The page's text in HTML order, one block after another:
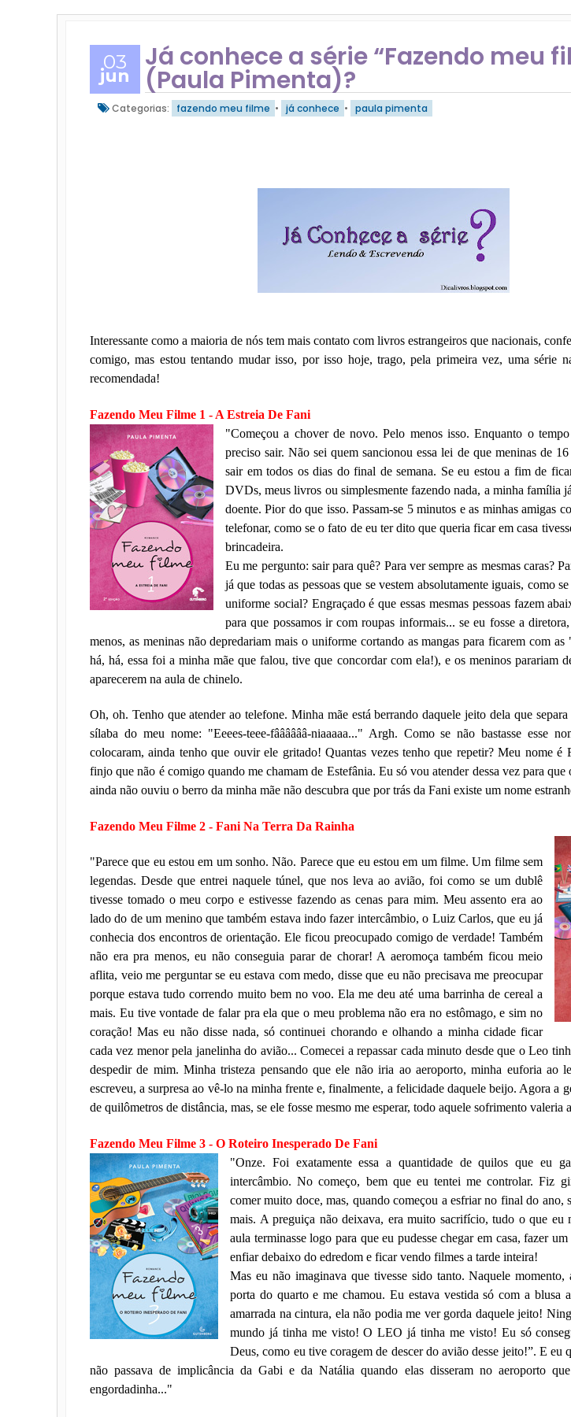
03
jun
Já conhece a série “Fazendo meu
(Paula Pimenta)?
Categorias: fazendo meu filme • já conhece • paula pimenta
Interessante como a maioria de nós tem mais contato com livros estrangeiros que nacionais,
comigo, mas estou tentando mudar isso, por isso hoje, trago, pela primeira vez, uma série
recomendada!
Fazendo Meu Filme 1 - A Estreia De Fani
"Começou a chover de novo. Pelo menos isso. Enquanto o
preciso sair. Não sei quem sancionou essa lei de que meninas de
sair em todos os dias do final de semana. Se eu estou a fim de
DVDs, meus livros ou simplesmente fazendo nada, a minha família
doente. Pior do que isso. Passam-se 5 minutos e as minhas amigas
telefonar, como se o fato de eu ter dito que queria ficar em casa
brincadeira.
Eu me pergunto: sair para quê? Para ver sempre as mesmas caras?
já que todas as pessoas que se vestem absolutamente iguais, como
uniforme social? Engraçado é que essas mesmas pessoas fazem
para que possamos ir com roupas informais... se eu fosse a
menos, as meninas não depredariam mais o uniforme cortando as mangas para ficarem com
há, há, essa foi a minha mãe que falou, tive que concordar com ela!), e os meninos parariam
aparecerem na aula de chinelo.
Oh, oh. Tenho que atender ao telefone. Minha mãe está berrando daquele jeito dela que
sílaba do meu nome: "Eeees-teee-fââââââ-niaaaaa..." Argh. Como se não bastasse esse
colocaram, ainda tenho que ouvir ele gritado! Quantas vezes tenho que repetir? Meu nome
finjo que não é comigo quando me chamam de Estefânia. Eu só vou atender dessa vez para
ainda não ouviu o berro da minha mãe não descubra que por trás da Fani existe um nome
Fazendo Meu Filme 2 - Fani Na Terra Da Rainha
"Parece que eu estou em um sonho. Não. Parece que eu estou em um filme. Um filme sem
legendas. Desde que entrei naquele túnel, que nos leva ao avião, foi como se um dublê
tivesse tomado o meu corpo e estivesse fazendo as cenas para mim. Meu assento era ao
lado do de um menino que também estava indo fazer intercâmbio, o Luiz Carlos, que eu já
conhecia dos encontros de orientação. Ele ficou preocupado comigo de verdade! Também
não era pra menos, eu não conseguia parar de chorar! A aeromoça também ficou meio
aflita, veio me perguntar se eu estava com medo, disse que eu não precisava me preocupar
porque estava tudo correndo muito bem no voo. Ela me deu até uma barrinha de cereal a
mais. Eu tive vontade de falar pra ela que o meu problema não era no estômago, e sim no
coração! Mas eu não disse nada, só continuei chorando e olhando a minha cidade ficar
cada vez menor pela janelinha do avião... Comecei a repassar cada minuto desde que o Leo
despedir de mim. Minha tristeza pensando que ele não iria ao aeroporto, minha euforia ao
escreveu, a surpresa ao vê-lo na minha frente e, finalmente, a felicidade daquele beijo. Agora a
de quilômetros de distância, mas, se ele fosse mesmo me esperar, todo aquele sofrimento valeria
Fazendo Meu Filme 3 - O Roteiro Inesperado De Fani
"Onze. Foi exatamente essa a quantidade de quilos que eu
intercâmbio. No começo, bem que eu tentei me controlar. Fiz
comer muito doce, mas, quando começou a esfriar no final do ano,
mais. A preguiça não deixava, era muito sacrifício, tudo o que eu
aula terminasse logo para que eu pudesse chegar em casa, fazer
enfiar debaixo do edredom e ficar vendo filmes a tarde inteira!
Mas eu não imaginava que tivesse sido tanto. Naquele momento,
porta do quarto e me chamou. Eu estava vestida só com a blusa
amarrada na cintura, ela não podia me ver gorda daquele jeito!
mundo já tinha me visto! O LEO já tinha me visto! Eu só
Deus, como eu tive coragem de descer do avião desse jeito!”. E eu
não passava de implicância da Gabi e da Natália quando elas disseram no aeroporto
engordadinha..."